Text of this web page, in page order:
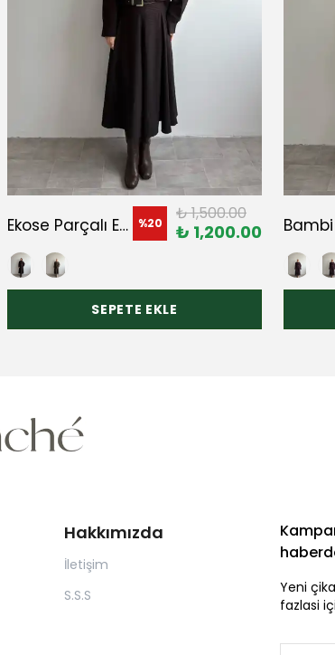
Ekose Parçalı Etek %20 ₺ 1,500.00
₺ 1,200.00
SEPETE EKLE
Hakkımızda
İletişim
S.S.S
Yeni
fazlasi